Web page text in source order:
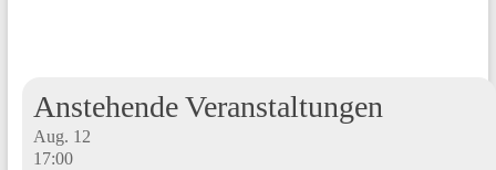
Anstehende Veranstaltungen
Aug. 12
17:00